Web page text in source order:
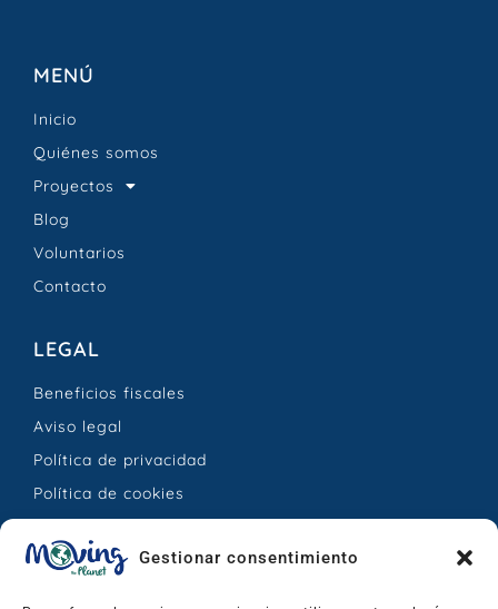
Gestionar consentimiento
MENÚ
Inicio
Quiénes somos
Proyectos
Blog
Voluntarios
Contacto
LEGAL
Beneficios fiscales
Aviso legal
Política de privacidad
Política de cookies
CONTACTO
Calle Jesús Hernández Mesa, 25 – La Orotava,